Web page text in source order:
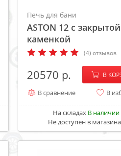
Печь для бани
ASTON 12 с закрытой
каменкой
(4) отзывов
20570 − В
В сравнение В
На складах В наличии
Не доступен в